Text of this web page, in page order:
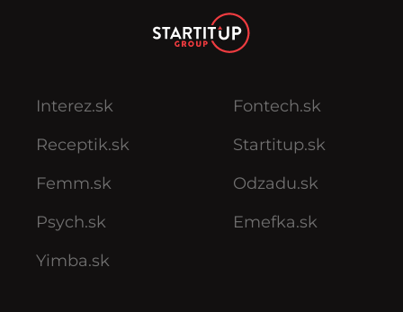
Interez.sk
Receptik.sk
Femm.sk
Psych.sk
Yimba.sk
Fontech.sk
Startitup.sk
Odzadu.sk
Emefka.sk